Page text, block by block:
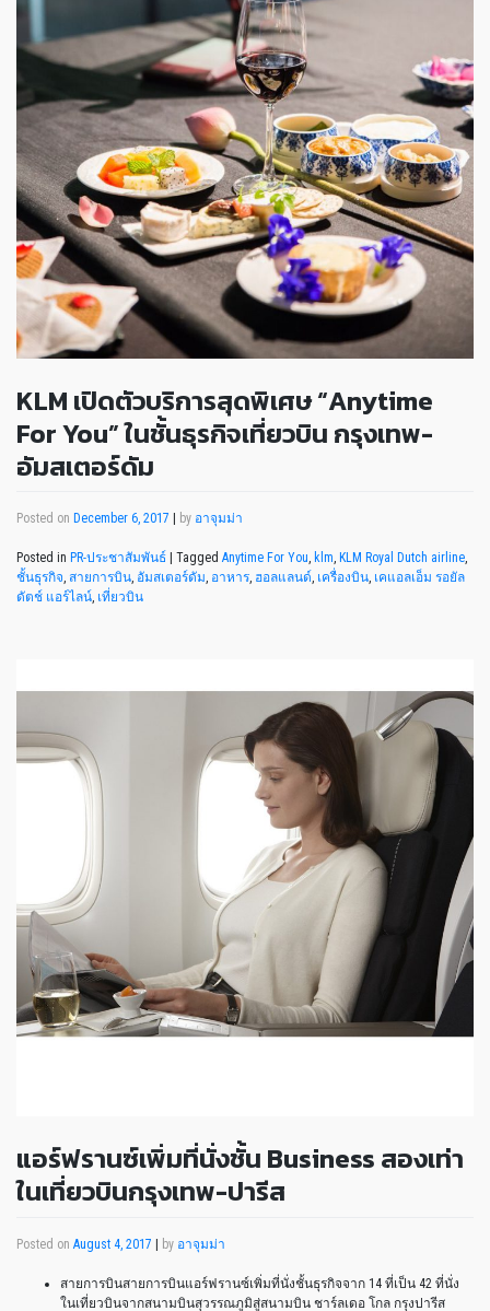
KLM เปิดตัวบริการสุดพิเศษ “Anytime
For You” ในชั้นธุรกิจเที่ยวบิน กรุงเทพ-
อัมสเตอร์ดัม
Posted on December 6, 2017 by อาจุมม่า
Posted in PR-ประชาสัมพันธ์ Tagged Anytime For You, klm, KLM Royal Dutch airline,
ชั้นธุรกิจ, สายการบิน, อัมสเตอร์ดัม, อาหาร, ฮอลแลนด์, เครื่องบิน, เคแอลเอ็ม รอยัล
ดัตช์ แอร์ไลน์, เที่ยวบิน
แอร์ฟรานซ์เพิ่มที่นั่งชั้น Business สองเท่า
ในเที่ยวบินกรุงเทพ-ปารีส
Posted on August 4, 2017 | by อาจุมม่า
สายการบินสายการบินแอร์ฟรานซ์เพิ่มที่นั่งชั้นธุรกิจจาก 14 ที่เป็น 42 ที่นั่ง
ในเที่ยวบินจากสนามบินสุวรรณภูมิสู่สนามบิน ชาร์ลเดอ โกล กรุงปารีส